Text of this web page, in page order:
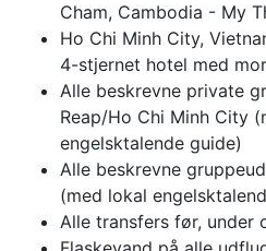
Cham, Cambodia - My
Ho Chi Minh City,
4-stjernet hotel med
Alle beskrevne private
Reap/Ho Chi Minh City
engelsktalende guide)
Alle beskrevne
(med lokal
Alle transfers før, under